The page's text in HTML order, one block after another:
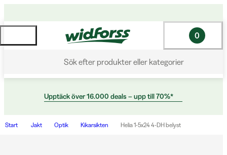
Sök efter produkter eller kategorier
0
Upptäck över 16.000 deals – upp till 70%*
Start Jakt Optik Kikarsikten Helia 1-5x24 4-DH belyst